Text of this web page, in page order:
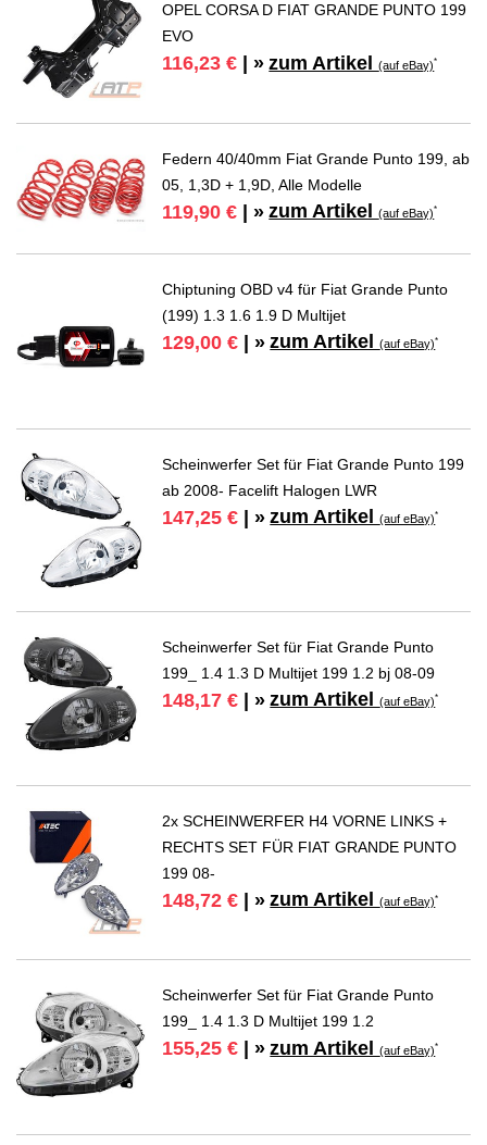
OPEL CORSA D FIAT GRANDE PUNTO 199
EVO
116,23 € | » zum Artikel(auf eBay)*
Federn 40/40mm Fiat Grande Punto 199, ab
05, 1,3D + 1,9D, Alle Modelle
119,90 € | » zum Artikel(auf eBay)*
Chiptuning OBD v4 für Fiat Grande Punto
(199) 1.3 1.6 1.9 D Multijet
129,00 € | » zum Artikel(auf eBay)*
Scheinwerfer Set für Fiat Grande Punto 199
ab 2008- Facelift Halogen LWR
147,25 € | » zum Artikel(auf eBay)*
Scheinwerfer Set für Fiat Grande Punto
199_ 1.4 1.3 D Multijet 199 1.2 bj 08-09
148,17 € | » zum Artikel(auf eBay)*
2x SCHEINWERFER H4 VORNE LINKS +
RECHTS SET FÜR FIAT GRANDE PUNTO
199 08-
148,72 € | » zum Artikel(auf eBay)*
Scheinwerfer Set für Fiat Grande Punto
199_ 1.4 1.3 D Multijet 199 1.2
155,25 € | » zum Artikel(auf eBay)*